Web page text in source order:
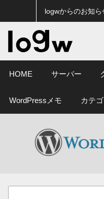
logwからのお知ら
HOME サーバー
WordPressメモ カテ